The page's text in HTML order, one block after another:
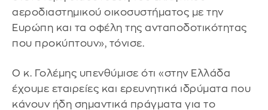
αεροδιαστημικού οικοσυστήματος με την
Ευρώπη και τα οφέλη της ανταποδοτικότητας
που προκύπτουν», τόνισε.
Ο κ. Γολέμης υπενθύμισε ότι «στην Ελλάδα
έχουμε εταιρείες και ερευνητικά ιδρύματα που
κάνουν ήδη σημαντικά πράγματα για το